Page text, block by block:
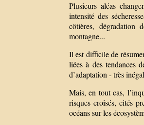
Plusieurs aléas
intensité des
côtières, dégradation
montagne...
Il est difficile de
liées à des tendances
d’adaptation - très
Mais, en tout cas,
risques croisés, cités
océans sur les